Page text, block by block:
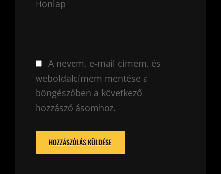
Honlap
A nevem, e-mail címem, és
weboldalcímem mentése a
böngészőben a következő
hozzászólásomhoz.